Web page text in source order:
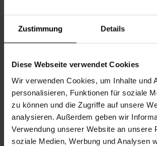
Zustimmung Details
Diese Webseite verwendet Cookies
Wir verwenden Cookies, um Inhalte und
personalisieren, Funktionen für soziale
zu können und die Zugriffe auf unsere
analysieren. Außerdem geben wir
Verwendung unserer Website an unsere
soziale Medien, Werbung und Analysen
Nachbarschaftszentrum 16
SOMMERPAUSE ENGLISCH FÜR
FORTGESCHRITTENE